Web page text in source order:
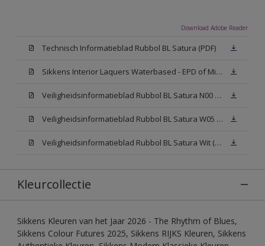
Download Adobe Reader
Technisch Informatieblad Rubbol BL Satura (PDF)
Sikkens Interior Laquers Waterbased - EPD of Milieuproductverklaring
Veiligheidsinformatieblad Rubbol BL Satura N00 (MSDS)
Veiligheidsinformatieblad Rubbol BL Satura W05 (MSDS)
Veiligheidsinformatieblad Rubbol BL Satura Wit (MSDS)
Kleurcollectie
Sikkens Kleuren van het Jaar 2026 - The Rhythm of Blues,
Sikkens Colour Futures 2025, Sikkens RIJKS Kleuren, Sikkens